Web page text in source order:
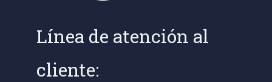
Línea de atención al
cliente: